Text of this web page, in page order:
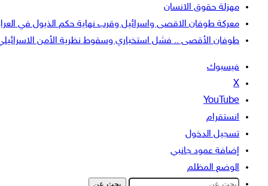
مهزلة حقوق الانسان
معركة طوفان الاقصى واسرائيل وقرب نهاية حكم الذيول في
طوفان الأقصى .. فشل استخباري وسقوط نظرية الأمن
فيسبوك
‫X
‫YouTube
انستقرام
تسجيل الدخول
إضافة عمود جانبي
الوضع المظلم
بحث عن